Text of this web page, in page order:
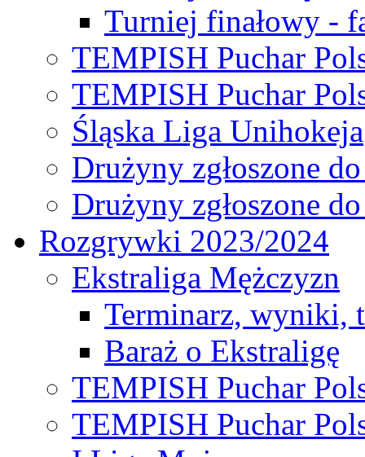
Turniej finałowy -
TEMPISH Puchar
TEMPISH Puchar
Śląska Liga Unihokeja
Drużyny zgłoszone
Drużyny zgłoszone
Rozgrywki 2023/2024
Ekstraliga Mężczyzn
Terminarz, wyniki,
Baraż o Ekstraligę
TEMPISH Puchar
TEMPISH Puchar